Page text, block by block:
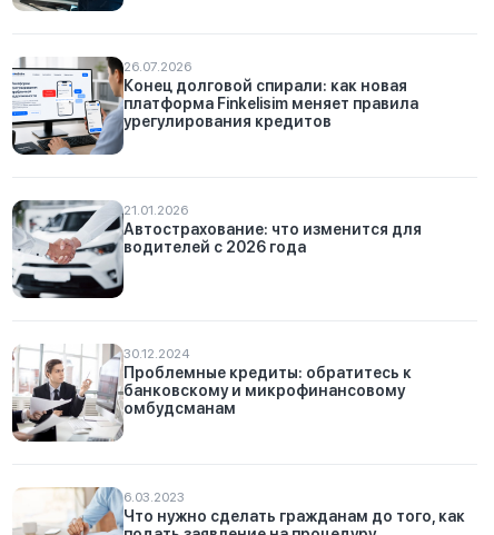
26.07.2026
Конец долговой спирали: как новая
платформа Finkelisim меняет правила
урегулирования кредитов
21.01.2026
Автострахование: что изменится для
водителей с 2026 года
30.12.2024
Проблемные кредиты: обратитесь к
банковскому и микрофинансовому
омбудсманам
6.03.2023
Что нужно сделать гражданам до того, как